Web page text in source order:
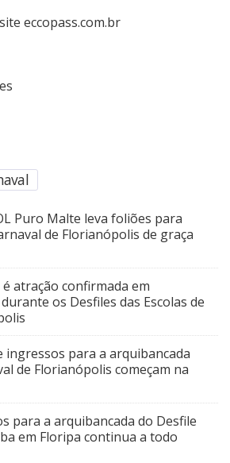
eccopass.com.br
Puro Malte leva foliões para
de Florianópolis de graça
é atração confirmada em
os Desfiles das Escolas de
ingressos para a arquibancada
de Florianópolis começam na
para a arquibancada do Desfile
em Floripa continua a todo